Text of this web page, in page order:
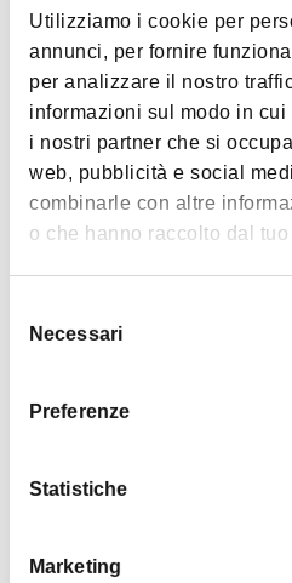
Utilizziamo i cookie per
annunci, per fornire
per analizzare il nostro
informazioni sul modo in
i nostri partner che si
web, pubblicità e social
combinarle con altre
o che hanno raccolto dal
delNecessari
Preferenze
Statistiche
Marketing
Codice identificativo
MSF21072021
Data di scadenza
23/07/2031
Dati catastali